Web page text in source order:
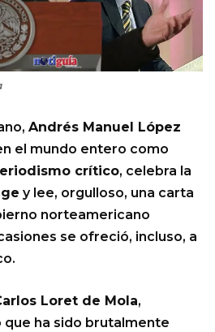
Andrés Manuel López
el mundo entero como
crítico, celebra la
y lee, orgulloso, una carta
norteamericano
se ofreció, incluso, a
Loret de Mola,
ha sido brutalmente